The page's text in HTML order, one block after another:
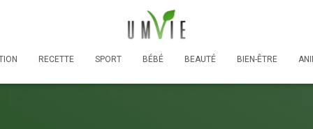
RECETTE SPORT BÉBÉ BEAUTÉ BIEN-ÊTRE